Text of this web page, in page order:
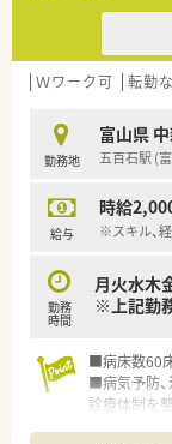
Ｗワーク可 転勤
勤務地
富山県
五百石駅 (
給与
時給
※スキル、
勤務
時間
月火水木
※上記勤
■病床数60
■病気予防、
診療体制を